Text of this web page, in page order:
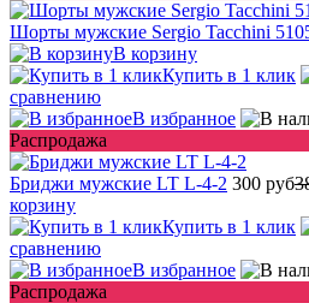
Шорты мужские Sergio Tacchini
В корзину
Купить в 1 клик
сравнению
В избранное
Распродажа
Бриджи мужские LT L-4-2 300 руб
корзину
Купить в 1 клик
сравнению
В избранное
Распродажа